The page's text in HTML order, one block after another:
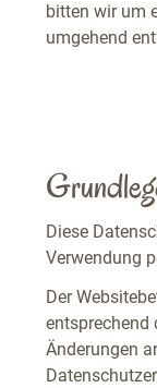
bitten wir um
umgehend
Diese
Verwendung
Der
entsprechend
Änderungen